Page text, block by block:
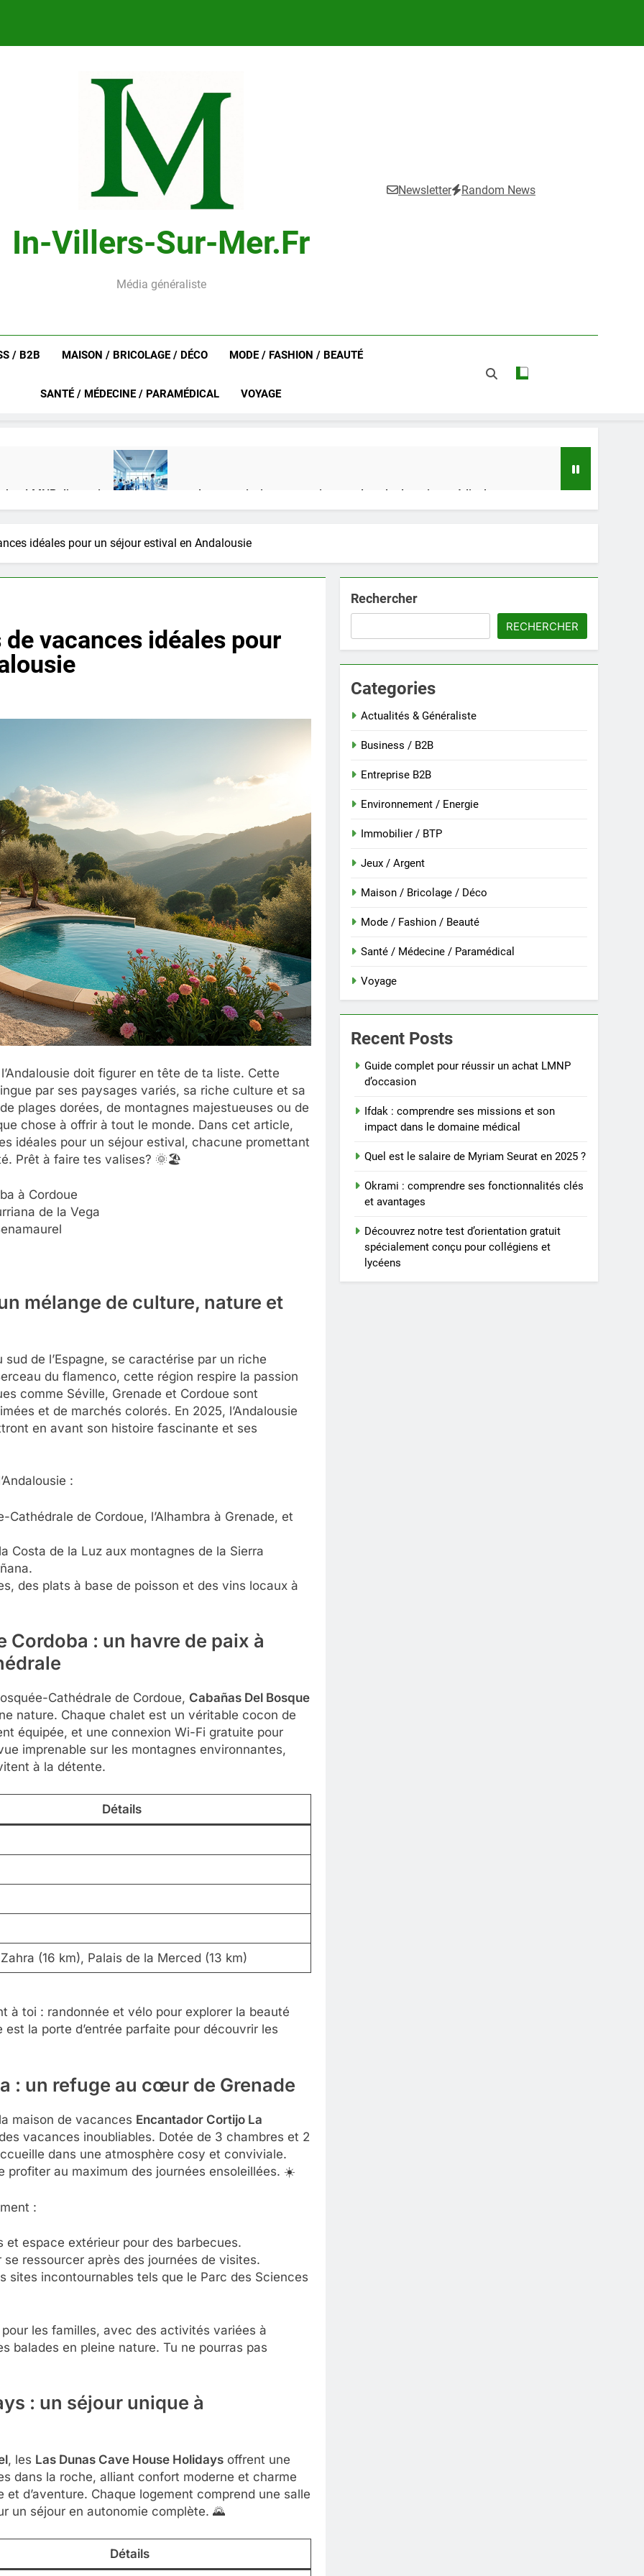
In-Villers-Sur-Mer.fr
Média généraliste
Newsletter Random News
/ B2B MAISON / BRICOLAGE / DÉCO MODE / FASHION / BEAUTÉ
SANTÉ / MÉDECINE / PARAMÉDICAL VOYAGE
LMNP d’occasion Ifdak : comprendre ses missions et son impact dans le domaine médical
4 Mois Ago
en 2025 ?Okrami : comprendre ses fonctionnalités clés et avantages
4 Mois Ago
gratuit spécialement conçu pour collégiens et lycéens
à connaître en 2025
5 Mois Ago
gunnii pour votre jardin
plainte : comprendre les seuils à connaître
le jardin sans monticule apparaissent et comment les traiter
idéales pour un séjour estival en Andalousie
vacances idéales pour
doit figurer en tête de ta liste. Cette
par ses paysages variés, sa riche culture et sa
plages dorées, de montagnes majestueuses ou de
chose à offrir à tout le monde. Dans cet article,
idéales pour un séjour estival, chacune promettant
Prêt à faire tes valises? 🌞🏖️
à Cordoue
de la Vega
mélange de culture, nature et
de l’Espagne, se caractérise par un riche
du flamenco, cette région respire la passion
comme Séville, Grenade et Cordoue sont
et de marchés colorés. En 2025, l’Andalousie
en avant son histoire fascinante et ses
:
Cathédrale de Cordoue, l’Alhambra à Grenade, et
Costa de la Luz aux montagnes de la Sierra
des plats à base de poisson et des vins locaux à
Cordoba : un havre de paix à
Cathédrale de Cordoue, Cabañas Del Bosque
nature. Chaque chalet est un véritable cocon de
équipée, et une connexion Wi-Fi gratuite pour
imprenable sur les montagnes environnantes,
à la détente.
Détails
(16 km), Palais de la Merced (13 km)
à toi : randonnée et vélo pour explorer la beauté
la porte d’entrée parfaite pour découvrir les
: un refuge au cœur de Grenade
maison de vacances Encantador Cortijo La
vacances inoubliables. Dotée de 3 chambres et 2
dans une atmosphère cosy et conviviale.
profiter au maximum des journées ensoleillées. ☀️
:
espace extérieur pour des barbecues.
ressourcer après des journées de visites.
sites incontournables tels que le Parc des Sciences
les familles, avec des activités variées à
balades en pleine nature. Tu ne pourras pas
: un séjour unique à
, les Las Dunas Cave House Holidays offrent une
dans la roche, alliant confort moderne et charme
d’aventure. Chaque logement comprend une salle
un séjour en autonomie complète. 🌄
Détails
Rechercher
RECHERCHER
Categories
Actualités & Généraliste
Business / B2B
Entreprise B2B
Environnement / Energie
Immobilier / BTP
Jeux / Argent
Maison / Bricolage / Déco
Mode / Fashion / Beauté
Santé / Médecine / Paramédical
Voyage
Recent Posts
Guide complet pour réussir un achat LMNP
d’occasion
Ifdak : comprendre ses missions et son
impact dans le domaine médical
Quel est le salaire de Myriam Seurat en 2025 ?
Okrami : comprendre ses fonctionnalités clés
et avantages
Découvrez notre test d’orientation gratuit
spécialement conçu pour collégiens et
lycéens